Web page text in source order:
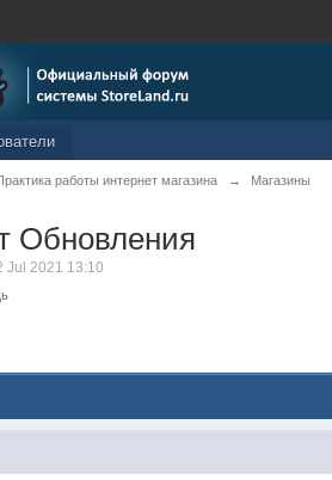
работы интернет магазина → Магазины
Обновления
Jul 2021 13:10